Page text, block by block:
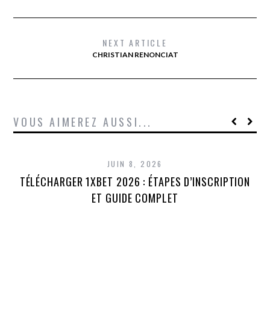
NEXT ARTICLE
CHRISTIAN RENONCIAT
VOUS AIMEREZ AUSSI...
JUIN 8, 2026
TÉLÉCHARGER 1XBET 2026 : ÉTAPES D’INSCRIPTION
ET GUIDE COMPLET